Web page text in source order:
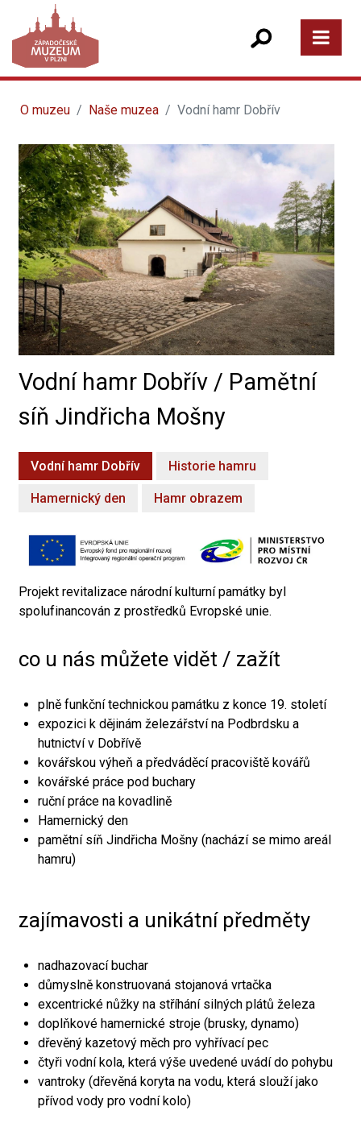
O muzeu Naše muzea Vodní hamr Dobřív
Vodní hamr Dobřív / Pamětní
síň Jindřicha Mošny
Vodní hamr Dobřív Historie hamru
Hamernický den Hamr obrazem
Projekt revitalizace národní kulturní památky byl
spolufinancován z prostředků Evropské unie.
co u nás můžete vidět / zažít
plně funkční technickou památku z konce 19. století
expozici k dějinám železářství na Podbrdsku a
hutnictví v Dobřívě
kovářskou výheň a předváděcí pracoviště kovářů
kovářské práce pod buchary
ruční práce na kovadlině
Hamernický den
pamětní síň Jindřicha Mošny (nachází se mimo areál
hamru)
zajímavosti a unikátní předměty
nadhazovací buchar
důmyslně konstruovaná stojanová vrtačka
excentrické nůžky na stříhání silných plátů železa
doplňkové hamernické stroje (brusky, dynamo)
dřevěný kazetový měch pro vyhřívací pec
čtyři vodní kola, která výše uvedené uvádí do pohybu
vantroky (dřevěná koryta na vodu, která slouží jako
přívod vody pro vodní kolo)